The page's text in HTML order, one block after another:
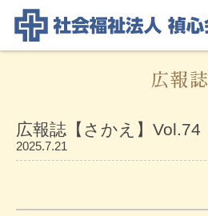
広報誌
広報誌【さかえ】Vol.74
2025.7.21